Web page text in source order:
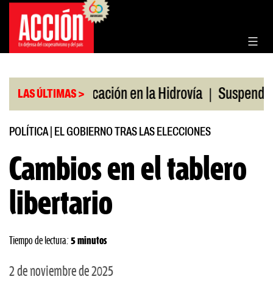
Saltar
contenido
LAS ÚLTIMAS >
Bonificación en la Hidrovía | Suspenden
POLÍTICA| EL GOBIERNO TRAS LAS ELECCIONES
Cambios en el tablero
libertario
Tiempo de lectura: 5 minutos
2 de noviembre de 2025